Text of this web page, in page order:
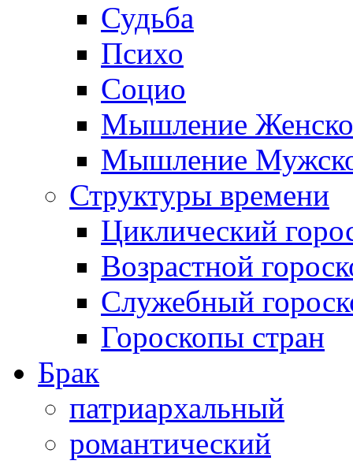
Судьба
Психо
Социо
Мышление
Мышление
Структуры времени
Циклический
Возрастной
Служебный
Гороскопы стран
Брак
патриархальный
романтический